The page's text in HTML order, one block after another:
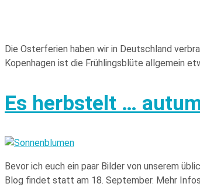
Die Osterferien haben wir in Deutschland
Kopenhagen ist die Frühlingsblüte allgemein
Es herbstelt …
Bevor ich euch ein paar Bilder von unserem
Blog findet statt am 18. September. Mehr